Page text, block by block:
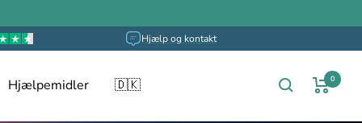
Hjælp og kontakt
Hjælpemidler 🇩🇰 0